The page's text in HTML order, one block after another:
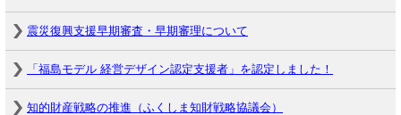
震災復興支援早期審査・早期審理について
「福島モデル 経営デザイン認定支援者」を認定しました！
知的財産戦略の推進（ふくしま知財戦略協議会）